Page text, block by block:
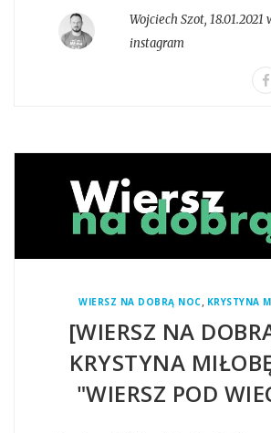
Wojciech Szot,
instagram
WIERSZ NA DOBRĄ NOC, KRYSTYNA
[WIERSZ NA
KRYSTYNA
"WIERSZ POD